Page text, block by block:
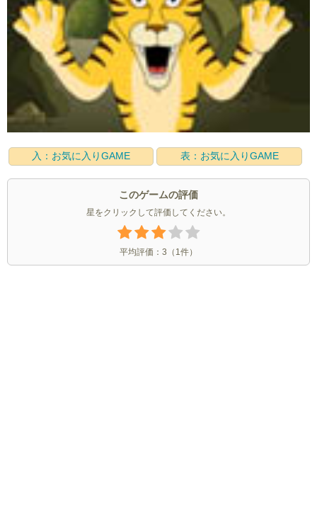
入：お気に入りGAME 表：お気に入りGAME
このゲームの評価
星をクリックして評価してください。
平均評価： 3 （ 1件）